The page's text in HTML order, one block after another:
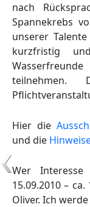
nach
Spannekrebs
unserer
kurzfristig
Hier die
und die
Wer
15.09.2010 –
Oliver. Ich